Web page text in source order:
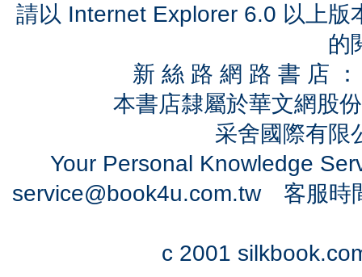
請以 Internet Explorer 6.0 以上
的
新 絲 路 網 路 書 店
本書店隸屬於華文網股
采舍國際有
Your Personal Knowledge
service@book4u.com.tw客服時
c 2001